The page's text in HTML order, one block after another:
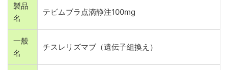
製品
名
テビムブラ点滴静注100mg
一般
名
チスレリズマブ（遺伝子組換え）